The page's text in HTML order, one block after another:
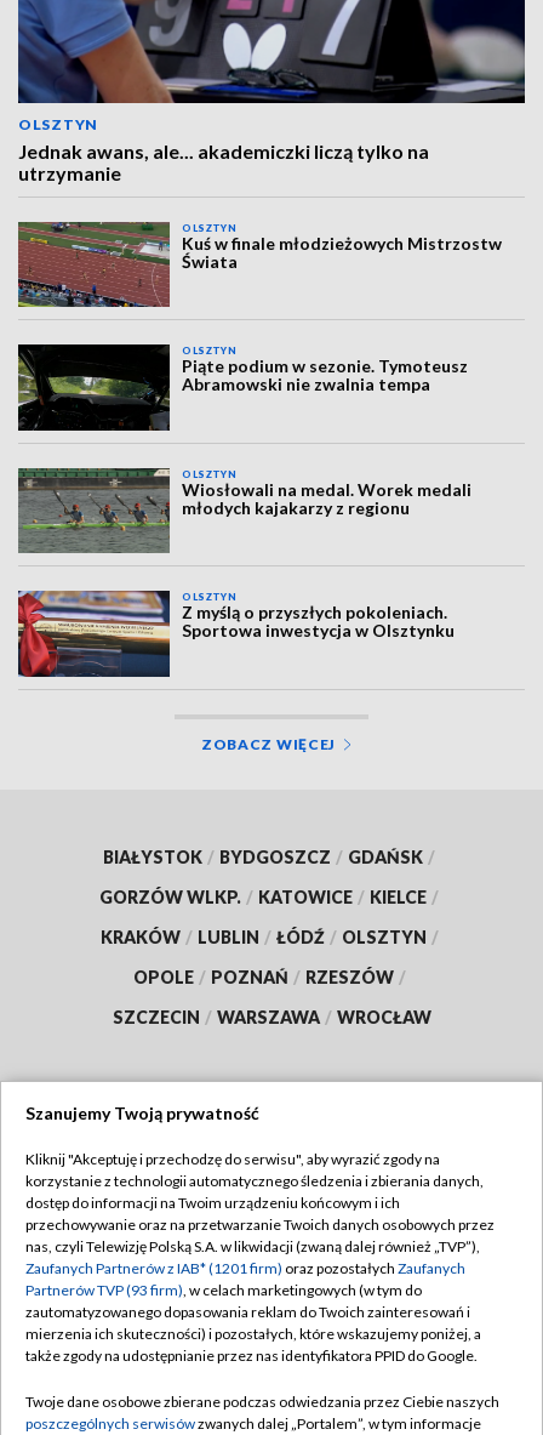
OLSZTYN
Jednak awans, ale... akademiczki liczą tylko na
utrzymanie
OLSZTYN
Kuś w finale młodzieżowych Mistrzostw
Świata
OLSZTYN
Piąte podium w sezonie. Tymoteusz
Abramowski nie zwalnia tempa
OLSZTYN
Wiosłowali na medal. Worek medali
młodych kajakarzy z regionu
OLSZTYN
Z myślą o przyszłych pokoleniach.
Sportowa inwestycja w Olsztynku
ZOBACZ WIĘCEJ
BIAŁYSTOK / BYDGOSZCZ / GDAŃSK /
GORZÓW WLKP. / KATOWICE / KIELCE /
KRAKÓW / LUBLIN / ŁÓDŹ / OLSZTYN /
OPOLE / POZNAŃ / RZESZÓW /
SZCZECIN / WARSZAWA / WROCŁAW
TVP
Abonament TVP
Emisja w TVP
Centrum informacji TVP
Naziemna Telewizja Cyfrowa
Rada Programowa
Regulamin TVP
Polityka prywatności
Moje zgody
Pomoc
Kontakt
Szanujemy Twoją prywatność
Kliknij "Akceptuję i przechodzę do serwisu", aby wyrazić zgody na
korzystanie z technologii automatycznego śledzenia i zbierania danych,
dostęp do informacji na Twoim urządzeniu końcowym i ich
przechowywanie oraz na przetwarzanie Twoich danych osobowych przez
nas, czyli Telewizję Polską S.A. w likwidacji (zwaną dalej również „TVP”),
Zaufanych Partnerów z IAB* (1201 firm) oraz pozostałych Zaufanych
Partnerów TVP (93 firm), w celach marketingowych (w tym do
zautomatyzowanego dopasowania reklam do Twoich zainteresowań i
mierzenia ich skuteczności) i pozostałych, które wskazujemy poniżej, a
także zgody na udostępnianie przez nas identyfikatora PPID do Google.
Twoje dane osobowe zbierane podczas odwiedzania przez Ciebie naszych
poszczególnych serwisówzwanych dalej „Portalem”, w tym informacje